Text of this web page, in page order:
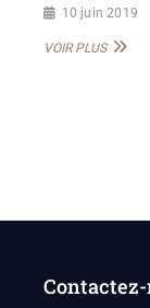
10 juin 2019
VOIR PLUS